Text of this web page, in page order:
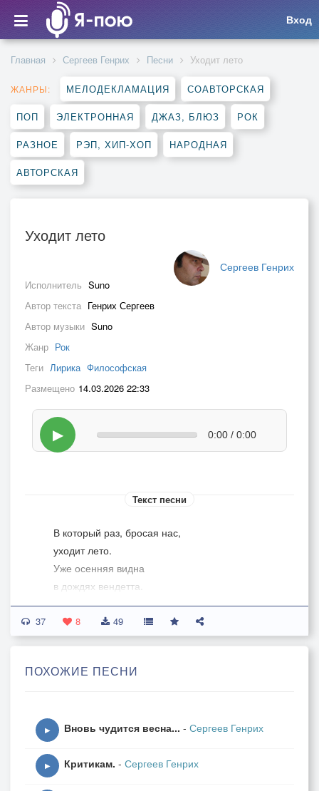
Вход
Главная Сергеев Генрих Песни Уходит лето
ЖАНРЫ: МЕЛОДЕКЛАМАЦИЯ СОАВТОРСКАЯ
ПОП ЭЛЕКТРОННАЯ ДЖАЗ, БЛЮЗ РОК
РАЗНОЕ РЭП, ХИП-ХОП НАРОДНАЯ
АВТОРСКАЯ
Уходит лето
Сергеев Генрих
Исполнитель Suno
Автор текста Генрих Сергеев
Автор музыки Suno
Жанр Рок
Теги Лирика Философская
Размещено 14.03.2026 22:33
▶ 0:00 / 0:00
Текст песни
В который раз, бросая нас,
уходит лето.
Уже осенняя видна
в дождях вендетта.
Как будто не было его.
Оно приснилось.
зиме на милость.
воспоминанья.
с обрыва камнем.
37 8 49
ПОХОЖИЕ ПЕСНИ
▶ Вновь чудится весна... - Сергеев Генрих
▶ Критикам. - Сергеев Генрих